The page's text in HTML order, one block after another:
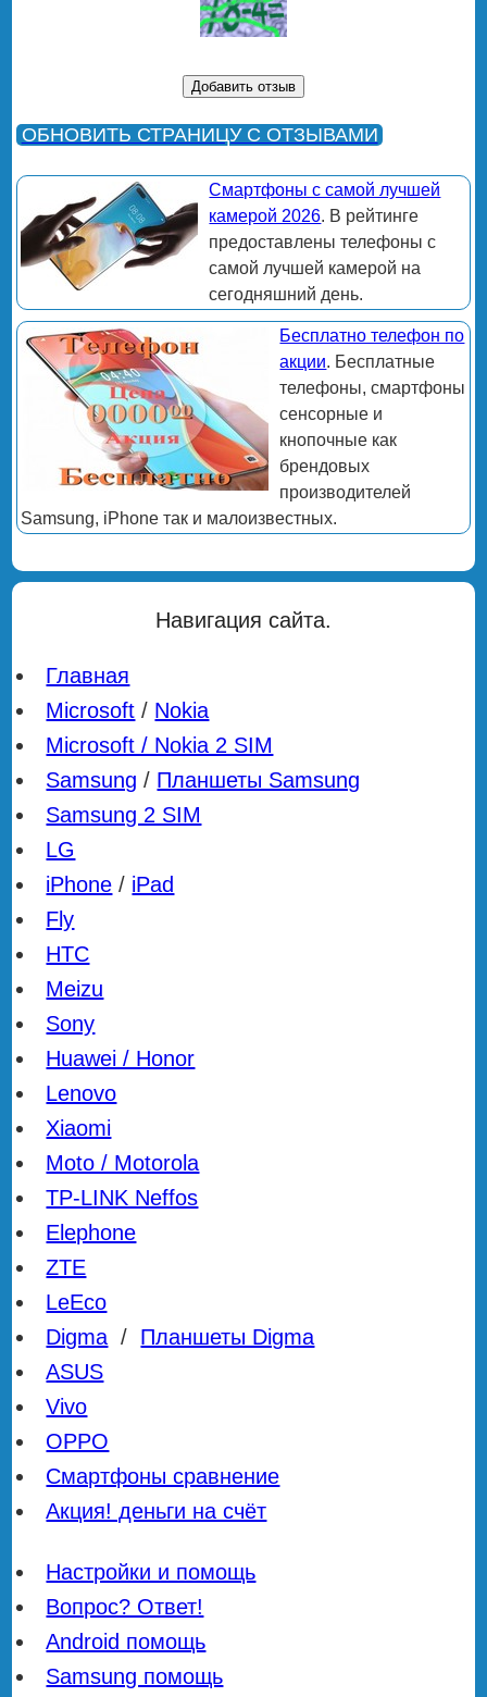
ОБНОВИТЬ СТРАНИЦУ С ОТЗЫВАМИ
Смартфоны с самой лучшей
камерой 2026. В рейтинге
предоставлены телефоны с
самой лучшей камерой на
сегодняшний день.
Бесплатно телефон по
акции. Бесплатные
телефоны, смартфоны
сенсорные и
кнопочные как
брендовых
производителей
Samsung, iPhone так и малоизвестных.
Навигация сайта.
Главная
Microsoft / Nokia
Microsoft / Nokia 2 SIM
Samsung / Планшеты Samsung
Samsung 2 SIM
LG
iPhone / iPad
Fly
HTC
Meizu
Sony
Huawei / Honor
Lenovo
Xiaomi
Moto / Motorola
TP-LINK Neffos
Elephone
ZTE
LeEco
Digma / Планшеты Digma
ASUS
Vivo
OPPO
Смартфоны сравнение
Акция! деньги на счёт
Настройки и помощь
Вопрос? Ответ!
Android помощь
Samsung помощь